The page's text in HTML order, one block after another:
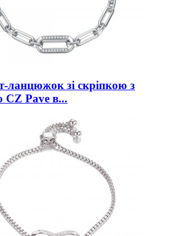
ланцюжок зі скріпкою з
CZ Pave в...